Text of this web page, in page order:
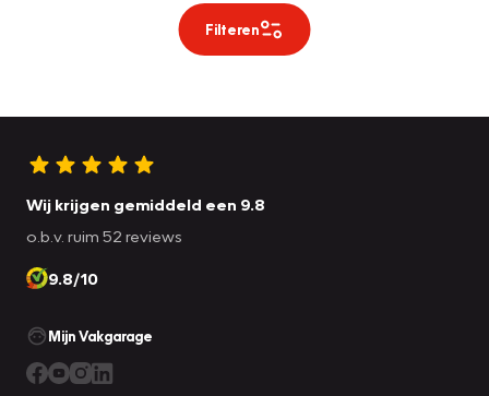
Filteren
Wij krijgen gemiddeld een 9.8
o.b.v. ruim 52 reviews
9.8/10
Mijn Vakgarage